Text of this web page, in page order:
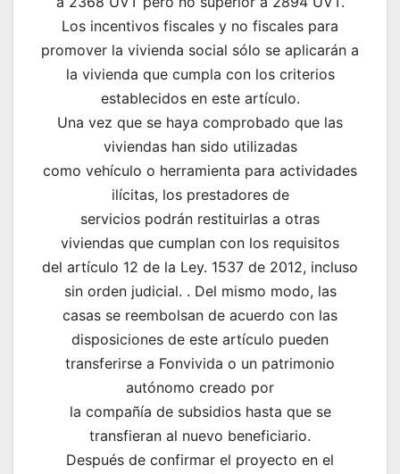
Los incentivos fiscales y no fiscales para
promover la vivienda social sólo se aplicarán a
la vivienda que cumpla con los criterios
establecidos en este artículo.
Una vez que se haya comprobado que las
viviendas han sido utilizadas
como vehículo o herramienta para actividades
ilícitas, los prestadores de
servicios podrán restituirlas a otras
viviendas que cumplan con los requisitos
del artículo 12 de la Ley. 1537 de 2012, incluso
sin orden judicial. . Del mismo modo, las
casas se reembolsan de acuerdo con las
disposiciones de este artículo pueden
transferirse a Fonvivida o un patrimonio
autónomo creado por
la compañía de subsidios hasta que se
transfieran al nuevo beneficiario.
Después de confirmar el proyecto en el